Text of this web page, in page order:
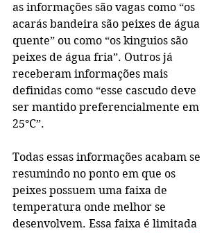
as informações são vagas como “os
acarás bandeira são peixes de água
quente” ou como “os kinguios são
peixes de água fria”. Outros já
receberam informações mais
definidas como “esse cascudo deve
ser mantido preferencialmente em
25°C”.
Todas essas informações acabam se
resumindo no ponto em que os
peixes possuem uma faixa de
temperatura onde melhor se
desenvolvem. Essa faixa é limitada